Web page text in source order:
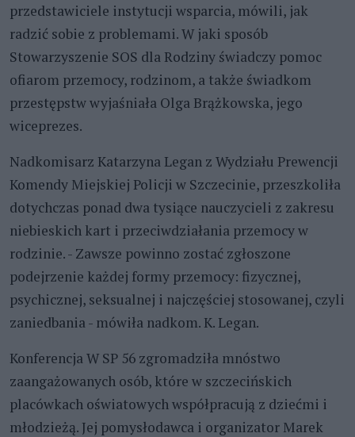
przedstawiciele instytucji wsparcia, mówili, jak
radzić sobie z problemami. W jaki sposób
Stowarzyszenie SOS dla Rodziny świadczy pomoc
ofiarom przemocy, rodzinom, a także świadkom
przestępstw wyjaśniała Olga Brążkowska, jego
wiceprezes.
Nadkomisarz Katarzyna Legan z Wydziału Prewencji
Komendy Miejskiej Policji w Szczecinie, przeszkoliła
dotychczas ponad dwa tysiące nauczycieli z zakresu
niebieskich kart i przeciwdziałania przemocy w
rodzinie. - Zawsze powinno zostać zgłoszone
podejrzenie każdej formy przemocy: fizycznej,
psychicznej, seksualnej i najczęściej stosowanej, czyli
zaniedbania - mówiła nadkom. K. Legan.
Konferencja W SP 56 zgromadziła mnóstwo
zaangażowanych osób, które w szczecińskich
placówkach oświatowych współpracują z dziećmi i
młodzieżą. Jej pomysłodawca i organizator Marek